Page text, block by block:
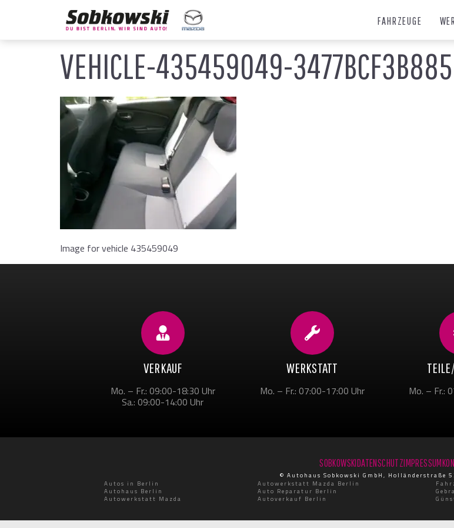
FAHRZEUGE
VEHICLE-435459049-
Image for vehicle 435459049
VERKAUF
Mo. – Fr.: 09:00-18:30 Uhr
Sa.: 09:00-14:00 Uhr
WERKSTATT
Mo. – Fr.: 07:00-17:00 Uhr Mo. – Fr.:
SOBKOWSKIDATENSCHUTZIMPRESSUM
© Autohaus Sobkowski GmbH, Holländerstraße
Autos in Berlin
Autohaus Berlin
Autowerkstatt Mazda
Autowerkstatt Mazda Berlin
Auto Reparatur Berlin
Autoverkauf Berlin